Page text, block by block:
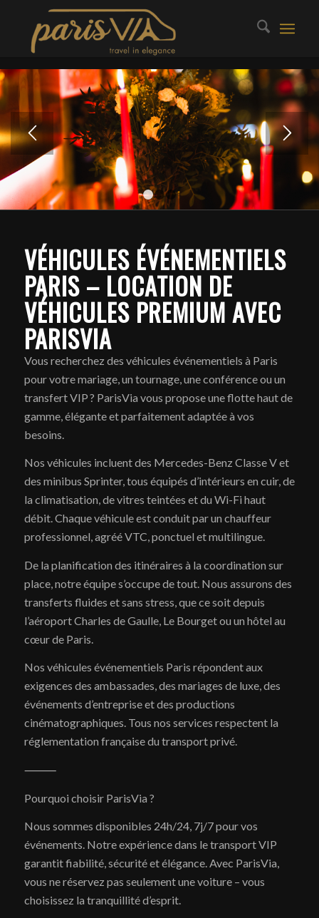
1 2 3
VÉHICULES ÉVÉNEMENTIELS
PARIS – LOCATION DE
VÉHICULES PREMIUM AVEC
PARISVIA
Vous recherchez des véhicules événementiels à Paris
pour votre mariage, un tournage, une conférence ou un
transfert VIP ? ParisVia vous propose une flotte haut de
gamme, élégante et parfaitement adaptée à vos
besoins.
Nos véhicules incluent des Mercedes-Benz Classe V et
des minibus Sprinter, tous équipés d’intérieurs en cuir, de
la climatisation, de vitres teintées et du Wi-Fi haut
débit. Chaque véhicule est conduit par un chauffeur
professionnel, agréé VTC, ponctuel et multilingue.
De la planification des itinéraires à la coordination sur
place, notre équipe s’occupe de tout. Nous assurons des
transferts fluides et sans stress, que ce soit depuis
l’aéroport Charles de Gaulle, Le Bourget ou un hôtel au
cœur de Paris.
Nos véhicules événementiels Paris répondent aux
exigences des ambassades, des mariages de luxe, des
événements d’entreprise et des productions
cinématographiques. Tous nos services respectent la
réglementation française du transport privé.
⸻
Pourquoi choisir ParisVia ?
Nous sommes disponibles 24h/24, 7j/7 pour vos
événements. Notre expérience dans le transport VIP
garantit fiabilité, sécurité et élégance. Avec ParisVia,
vous ne réservez pas seulement une voiture – vous
choisissez la tranquillité d’esprit.